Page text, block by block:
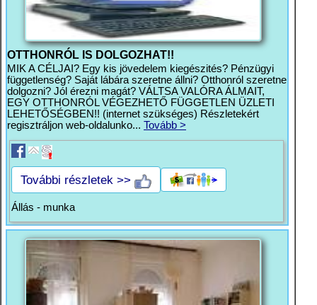
OTTHONRÓL IS DOLGOZHAT!!
MIK A CÉLJAI? Egy kis jövedelem kiegészités? Pénzügyi
függetlenség? Saját lábára szeretne állni? Otthonról szeretne
dolgozni? Jól érezni magát? VÁLTSA VALÓRA ÁLMAIT,
EGY OTTHONRÓL VÉGEZHETŐ FÜGGETLEN ÜZLETI
LEHETŐSÉGBEN!! (internet szükséges) Részletekért
regisztráljon web-oldalunko... Tovább >
További részletek >>
Állás - munka